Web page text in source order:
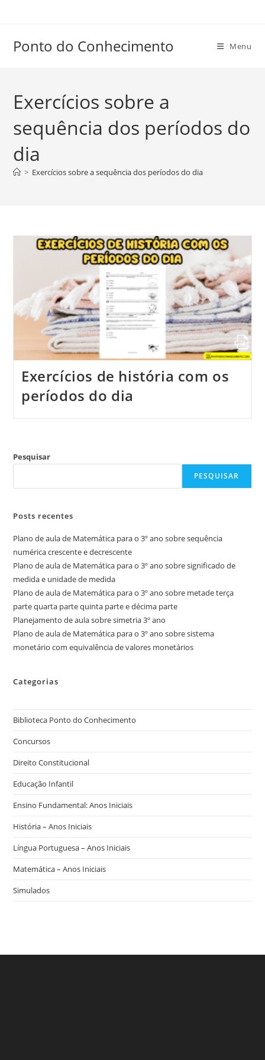
conteúdo
Ponto do Conhecimento Menu
Exercícios sobre a
sequência dos períodos do
dia
> Exercícios sobre a sequência dos períodos do dia
Exercícios de história com os
períodos do dia
Pesquisar
PESQUISAR
Posts recentes
Plano de aula de Matemática para o 3º ano sobre sequência
numérica crescente e decrescente
Plano de aula de Matemática para o 3º ano sobre significado de
medida e unidade de medida
Plano de aula de Matemática para o 3º ano sobre metade terça
parte quarta parte quinta parte e décima parte
Planejamento de aula sobre simetria 3º ano
Plano de aula de Matemática para o 3º ano sobre sistema
monetário com equivalência de valores monetários
Categorias
Biblioteca Ponto do Conhecimento
Concursos
Direito Constitucional
Educação Infantil
Ensino Fundamental: Anos Iniciais
História – Anos Iniciais
Língua Portuguesa – Anos Iniciais
Matemática – Anos Iniciais
Simulados